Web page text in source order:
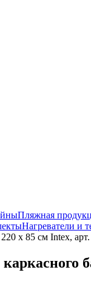
Пляжная
Нагреватели и
х 85 см Intex,